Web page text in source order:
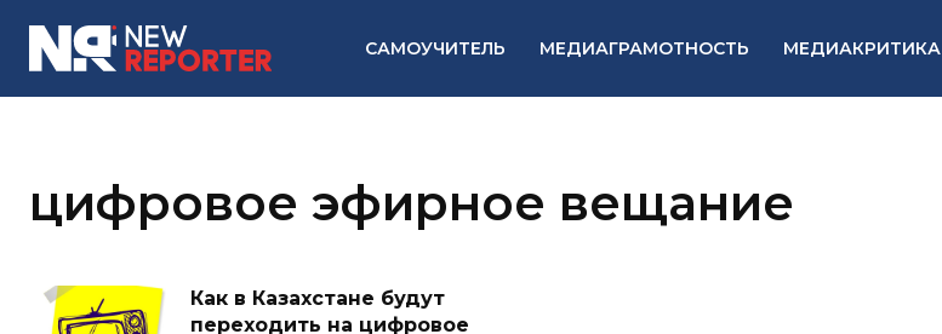
САМОУЧИТЕЛЬ МЕДИАГРАМОТНОСТЬ МЕДИАКРИТИКА
цифровое эфирное вещание
Как в Казахстане будут
переходить на цифровое